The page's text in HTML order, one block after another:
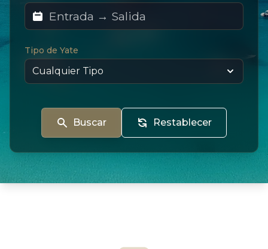
Tipo de Yate
Buscar Restablecer